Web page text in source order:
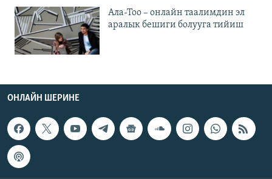
Ала-Тоо – онлайн таалимдин эл
аралык бешиги болууга тийиш
ОНЛАЙН ШЕРИНЕ